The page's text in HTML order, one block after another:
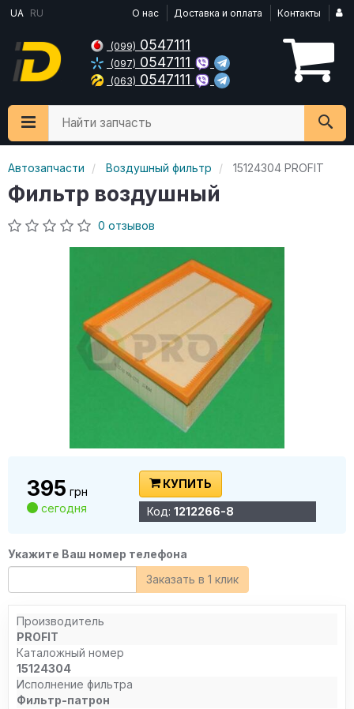
UA RU О нас Доставка и оплата Контакты
(099) 0547111
(097) 0547111
(063) 0547111
Найти запчасть
Автозапчасти Воздушный фильтр 15124304 PROFIT
Фильтр воздушный
0 отзывов
395 грн
сегодня
КУПИТЬ
Код: 1212266-8
Укажите Ваш номер телефона
Заказать в 1 клик
Производитель
PROFIT
Каталожный номер
15124304
Исполнение фильтра
Фильтр-патрон